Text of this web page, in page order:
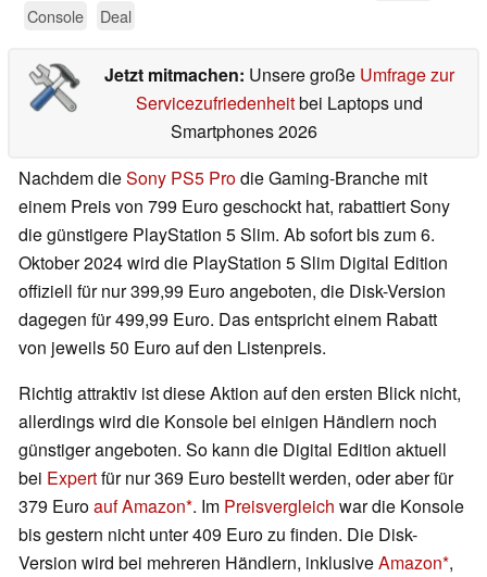
Console
Deal
Jetzt mitmachen: Unsere große Umfrage zur
Servicezufriedenheitbei Laptops und
Smartphones 2026
Nachdem dieSony PS5 Prodie Gaming-Branche mit
einem Preis von 799 Euro geschockt hat, rabattiert Sony
die günstigere PlayStation 5 Slim. Ab sofort bis zum 6.
Oktober 2024 wird die PlayStation 5 Slim Digital Edition
offiziell für nur 399,99 Euro angeboten, die Disk-Version
dagegen für 499,99 Euro. Das entspricht einem Rabatt
von jeweils 50 Euro auf den Listenpreis.
Richtig attraktiv ist diese Aktion auf den ersten Blick nicht,
allerdings wird die Konsole bei einigen Händlern noch
günstiger angeboten. So kann die Digital Edition aktuell
bei Expertfür nur 369 Euro bestellt werden, oder aber für
379 Euroauf Amazon . Im Preisvergleich war die Konsole
bis gestern nicht unter 409 Euro zu finden. Die Disk-
Version wird bei mehreren Händlern, inklusiveAmazon ,